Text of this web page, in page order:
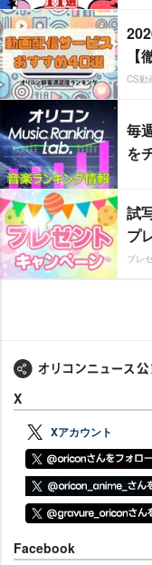
【
CS動
毎
を
試
プ
プレ
X
Xアカウント
Facebook